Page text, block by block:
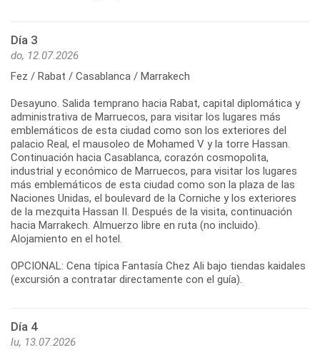
Día 3
do, 12.07.2026
Fez / Rabat / Casablanca / Marrakech
Desayuno. Salida temprano hacia Rabat, capital diplomática y
administrativa de Marruecos, para visitar los lugares más
emblemáticos de esta ciudad como son los exteriores del
palacio Real, el mausoleo de Mohamed V y la torre Hassan.
Continuación hacia Casablanca, corazón cosmopolita,
industrial y económico de Marruecos, para visitar los lugares
más emblemáticos de esta ciudad como son la plaza de las
Naciones Unidas, el boulevard de la Corniche y los exteriores
de la mezquita Hassan II. Después de la visita, continuación
hacia Marrakech. Almuerzo libre en ruta (no incluido).
Alojamiento en el hotel.
OPCIONAL: Cena típica Fantasía Chez Ali bajo tiendas kaidales
(excursión a contratar directamente con el guía).
Día 4
lu, 13.07.2026